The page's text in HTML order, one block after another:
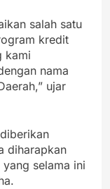
salah satu
kredit
kami
nama
ujar
diharapkan
selama ini